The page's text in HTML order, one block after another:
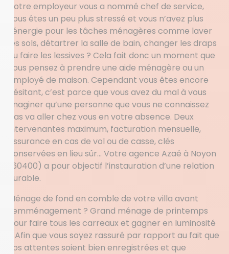
Votre employeur vous a nommé chef de service,
vous êtes un peu plus stressé et vous n’avez plus
l’énergie pour les tâches ménagères comme laver
les sols, détartrer la salle de bain, changer les draps
ou faire les lessives ? Cela fait donc un moment que
vous pensez à prendre une aide ménagère ou un
employé de maison. Cependant vous êtes encore
hésitant, c’est parce que vous avez du mal à vous
imaginer qu’une personne que vous ne connaissez
pas va aller chez vous en votre absence. Deux
intervenantes maximum, facturation mensuelle,
assurance en cas de vol ou de casse, clés
conservées en lieu sûr… Votre agence Azaé à Noyon
(60400) a pour objectif l’instauration d’une relation
durable.
Ménage de fond en comble de votre villa avant
l’emménagement ? Grand ménage de printemps
pour faire tous les carreaux et gagner en luminosité
? Afin que vous soyez rassuré par rapport au fait que
vos attentes soient bien enregistrées et que